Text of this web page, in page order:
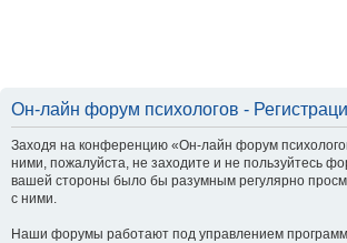
Он-лайн форум психологов -
Заходя на конференцию «Он-лайн форум
ними, пожалуйста, не заходите и не пользуйтесь
вашей стороны было бы разумным регулярно
с ними.
Наши форумы работают под управлением